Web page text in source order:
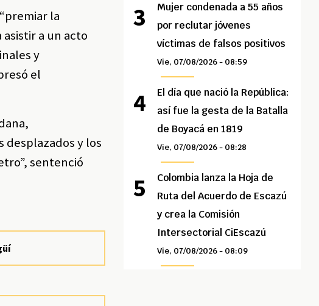
la
a un acto
y
el
desplazados y los
sentenció
Mujer condenada a 55 años
por reclutar jóvenes
víctimas de falsos positivos
Vie, 07/08/2026 - 08:59
El día que nació la República:
así fue la gesta de la Batalla
de Boyacá en 1819
Vie, 07/08/2026 - 08:28
Colombia lanza la Hoja de
Ruta del Acuerdo de Escazú
y crea la Comisión
Intersectorial CiEscazú
Vie, 07/08/2026 - 08:09